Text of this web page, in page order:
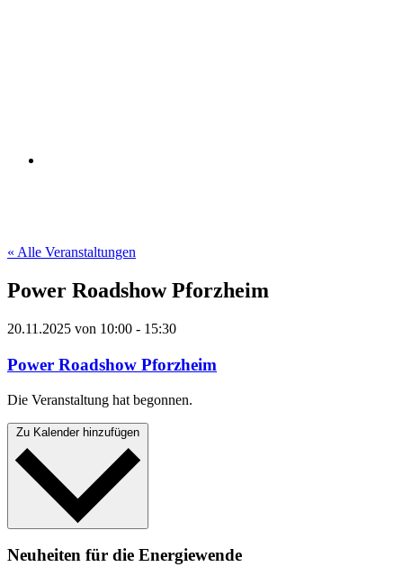
« Alle Veranstaltungen
Power Roadshow Pforzheim
20.11.2025 von 10:00 - 15:30
Power Roadshow Pforzheim
Die Veranstaltung hat begonnen.
Neuheiten für die Energiewende